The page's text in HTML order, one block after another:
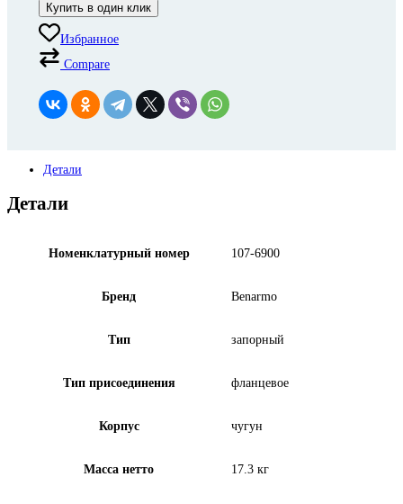
Купить в один клик
Избранное
Compare
Детали
Детали
Номенклатурный номер 107-6900
Бренд Benarmo
Тип запорный
Тип присоединения фланцевое
Корпус чугун
Масса нетто 17.3 кг